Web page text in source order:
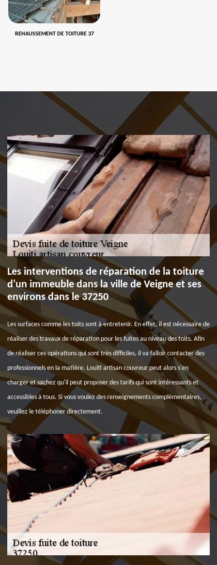
REHAUSSEMENT DE TOITURE 37
Les interventions de réparation de la toiture
d'un immeuble dans la ville de Veigne et ses
environs dans le 37250
Les surfaces comme les toits sont à entretenir. En effet, il est nécessaire de
réaliser des travaux de réparation pour les fuites au niveau des toits. Afin
de réaliser ces opérations qui sont très difficiles, il va falloir contacter des
professionnels en la matière. Louiti artisan couvreur peut alors s'en
charger et sachez qu'il peut proposer des tarifs qui sont intéressants et
accessibles à tous. Si vous voulez des renseignements complémentaires,
veuillez le téléphoner directement.